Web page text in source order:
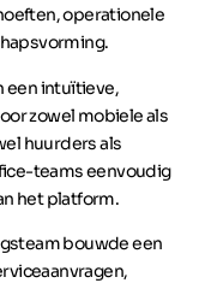
operationele
intuïtieve,
zowel mobiele als
huurders als
teams eenvoudig
het platform.
bouwde een